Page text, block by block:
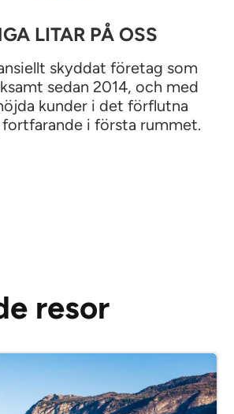
LITAR PÅ OSS
skyddat företag som
sedan 2014, och med
kunder i det förflutna
i första rummet.
resor